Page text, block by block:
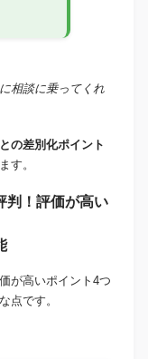
相談に乗ってくれ
の差別化ポイント
す。
判！評価が高い
が高いポイント4つ
点です。